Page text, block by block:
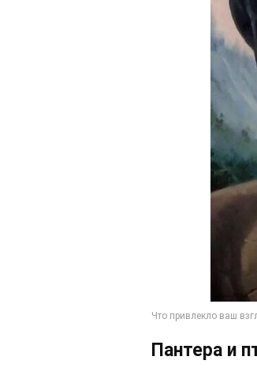
Пантера и